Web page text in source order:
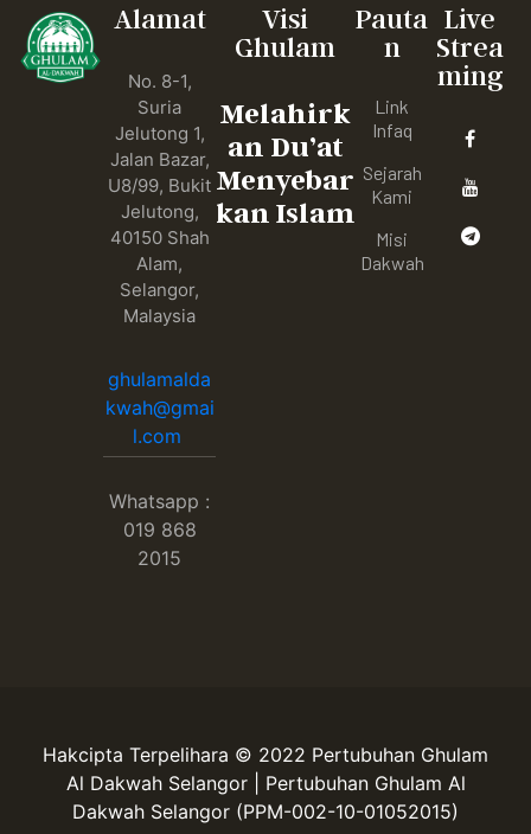
Alamat
No. 8-1,
Suria
Jelutong 1,
Jalan Bazar,
U8/99, Bukit
Jelutong,
40150 Shah
Alam,
Selangor,
Malaysia
ghulamalda
kwah@gmai
l.com
Whatsapp :
019 868
2015
Visi
Ghulam
Melahirk
an Du’at
Menyebar
kan Islam
Pauta
n
Link
Infaq
Sejarah
Kami
Misi
Dakwah
Live
Strea
ming
Hakcipta Terpelihara © 2022 Pertubuhan Ghulam
Al Dakwah Selangor | Pertubuhan Ghulam Al
Dakwah Selangor (PPM-002-10-01052015)